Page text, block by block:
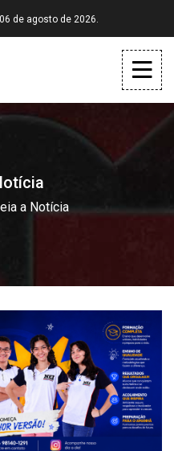
de agosto de 2026.
a Notícia